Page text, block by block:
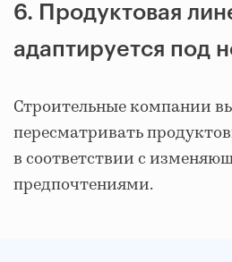
6. Продуктовая
адаптируется под
Строительные компании
пересматривать
в соответствии с
предпочтениями.